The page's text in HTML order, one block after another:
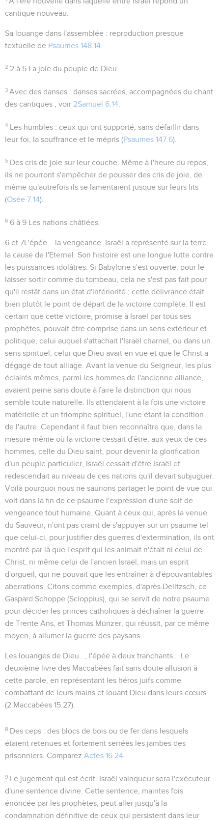
cantique nouveau.
Sa louange dans l'assemblée : reproduction presque
textuelle de Psaumes 148.14
2 2 à 5 La joie du peuple de Dieu.
3 Avec des danses : danses sacrées, accompagnées du chant
des cantiques ; voir 2Samuel 6.14
4 Les humbles : ceux qui ont supporté, sans défaillir dans
leur foi, la souffrance et le mépris (Psaumes 147.6).
5 Des cris de joie sur leur couche . Même à l'heure du repos,
ils ne pourront s'empêcher de pousser des cris de joie, de
même qu'autrefois ils se lamentaient jusque sur leurs lits
(Osée 7.14).
6 6 à 9 Les nations châtiées.
6 et 7L'épée... la vengeance . Israël a représenté sur la terre
la cause de l'Eternel. Son histoire est une longue lutte contre
les puissances idolâtres. Si Babylone s'est ouverte, pour le
laisser sortir comme du tombeau, cela ne s'est pas fait pour
qu'il restât dans un état d'infériorité ; cette délivrance était
bien plutôt le point de départ de la victoire complète. Il est
certain que cette victoire, promise à Israël par tous ses
prophètes, pouvait être comprise dans un sens extérieur et
politique, celui auquel s'attachait l'Israël charnel, ou dans un
sens spirituel, celui que Dieu avait en vue et que le Christ a
dégagé de tout alliage. Avant la venue du Seigneur, les plus
éclairés mêmes, parmi les hommes de l'ancienne alliance,
avaient peine sans doute à faire la distinction qui nous
semble toute naturelle. Ils attendaient à la fois une victoire
matérielle et un triomphe spirituel, l'une étant la condition
de l'autre. Cependant il faut bien reconnaître que, dans la
mesure même où la victoire cessait d'être, aux yeux de ces
hommes, celle du Dieu saint, pour devenir la glorification
d'un peuple particulier, Israël cessait d'être Israël et
redescendait au niveau de ces nations qu'il devait subjuguer.
Voilà pourquoi nous ne saurions partager le point de vue qui
voit dans la fin de ce psaume l'expression d'une soif de
vengeance tout humaine. Quant à ceux qui, après la venue
du Sauveur, n'ont pas craint de s'appuyer sur un psaume tel
que celui-ci, pour justifier des guerres d'extermination, ils ont
montré par là que l'esprit qui les animait n'était ni celui de
Christ, ni même celui de l'ancien Israël, mais un esprit
d'orgueil, qui ne pouvait que les entraîner à d'épouvantables
aberrations. Citons comme exemples, d'après Delitzsch, ce
Gaspard Schoppe (Scioppius), qui se servit de notre psaume
pour décider les princes catholiques à déchaîner la guerre
de Trente Ans, et Thomas Münzer, qui réussit, par ce même
moyen, à allumer la guerre des paysans.
Les louanges de Dieu..., l'épée à deux tranchants...
Le
deuxième livre des Maccabées fait sans doute allusion à
cette parole, en représentant les héros juifs comme
combattant de leurs mains et louant Dieu dans leurs cœurs
(2 Maccabées 15.27).
8 Des ceps : des blocs de bois ou de fer dans lesquels
étaient retenues et fortement serrées les jambes des
prisonniers. Comparez Actes 16.24
9 Le jugement qui est écrit . Israël vainqueur sera l'exécuteur
d'une sentence divine. Cette sentence, maintes fois
énoncée par les prophètes, peut aller jusqu'à la
condamnation définitive de ceux qui persistent dans leur